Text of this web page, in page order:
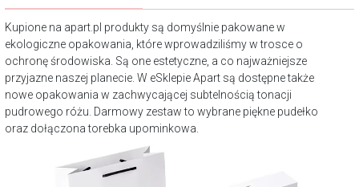
Kupione na apart.pl produkty są domyślnie pakowane w
ekologiczne opakowania, które wprowadziliśmy w trosce o
ochronę środowiska. Są one estetyczne, a co najważniejsze
przyjazne naszej planecie. W eSklepie Apart są dostępne także
nowe opakowania w zachwycającej subtelnością tonacji
pudrowego różu. Darmowy zestaw to wybrane piękne pudełko
oraz dołączona torebka upominkowa.